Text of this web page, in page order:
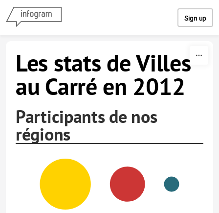
Sign up
Les stats de Villes
au Carré en 2012
Participants de nos
régions